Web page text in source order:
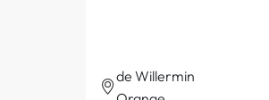
de Willermin